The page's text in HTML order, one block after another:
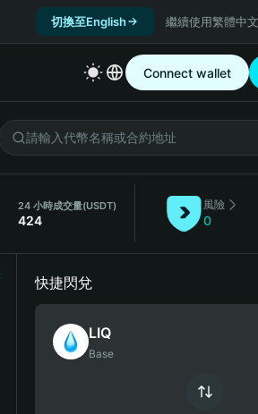
切換至English 繼續使用繁體中文
Connect wallet
24 小時成交量(USDT)
424
風險
0
快捷閃兌
LIQ
Base